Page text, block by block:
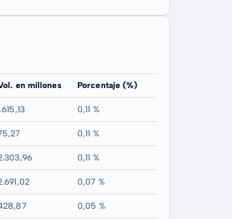
en millones Porcentaje (%)
0,11 %
0,11 %
0,11 %
0,07 %
0,05 %